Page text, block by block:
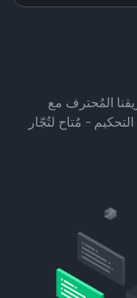
المُحترف مع
- مُتاح لتُجّار